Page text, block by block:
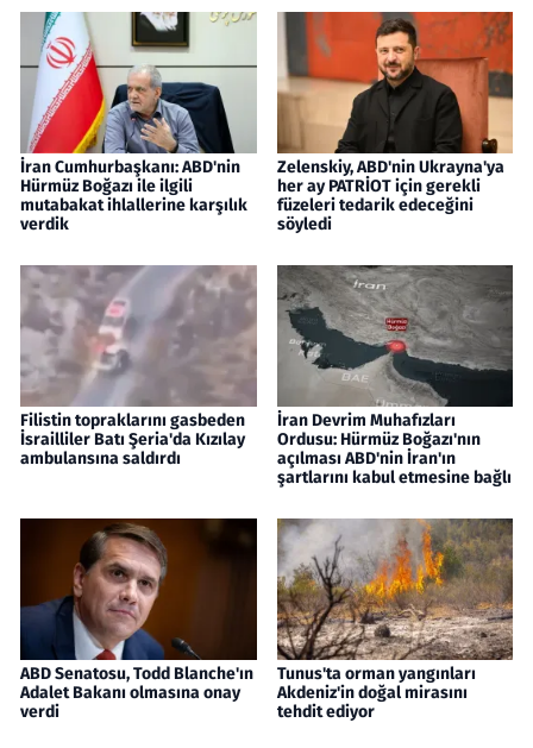
İran Cumhurbaşkanı: ABD'nin
Hürmüz Boğazı ile ilgili
mutabakat ihlallerine karşılık
verdik
Zelenskiy, ABD'nin Ukrayna'ya
her ay PATRİOT için gerekli
füzeleri tedarik edeceğini
söyledi
Filistin topraklarını gasbeden
İsrailliler Batı Şeria'da Kızılay
ambulansına saldırdı
İran Devrim Muhafızları
Ordusu: Hürmüz Boğazı'nın
açılması ABD'nin İran'ın
şartlarını kabul etmesine bağlı
ABD Senatosu, Todd Blanche'ın
Adalet Bakanı olmasına onay
verdi
Tunus'ta orman yangınları
Akdeniz'in doğal mirasını
tehdit ediyor